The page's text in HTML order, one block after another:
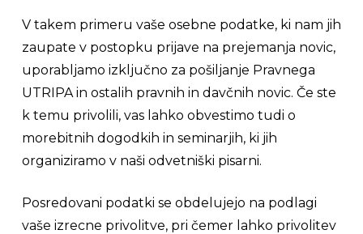
V takem primeru vaše osebne podatke, ki nam jih
zaupate v postopku prijave na prejemanja novic,
uporabljamo izključno za pošiljanje Pravnega
UTRIPA in ostalih pravnih in davčnih novic. Če ste
k temu privolili, vas lahko obvestimo tudi o
morebitnih dogodkih in seminarjih, ki jih
organiziramo v naši odvetniški pisarni.
Posredovani podatki se obdelujejo na podlagi
vaše izrecne privolitve, pri čemer lahko privolitev